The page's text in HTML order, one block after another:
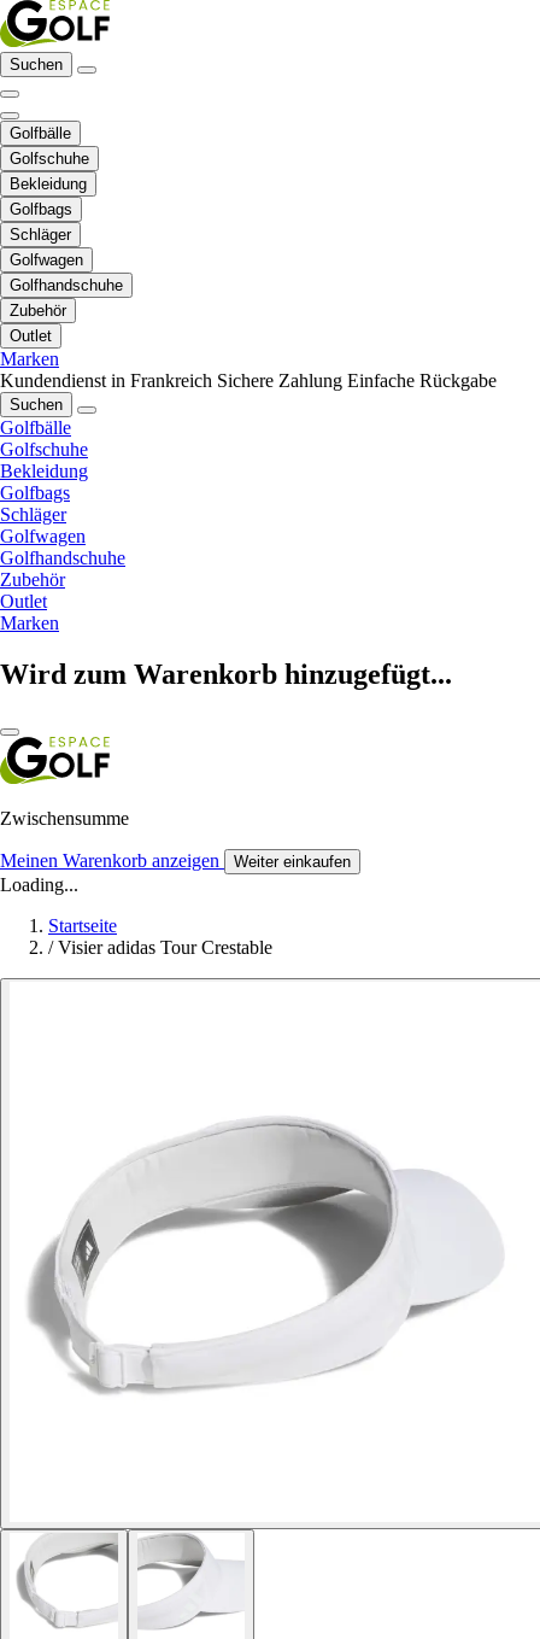
Suchen
Golfbälle
Golfschuhe
Bekleidung
Golfbags
Schläger
Golfwagen
Golfhandschuhe
Zubehör
Outlet
Marken
Kundendienst in Frankreich Sichere Zahlung Einfache Rückgabe
Suchen
Golfbälle
Golfschuhe
Bekleidung
Golfbags
Schläger
Golfwagen
Golfhandschuhe
Zubehör
Outlet
Marken
Wird zum Warenkorb hinzugefügt...
Zwischensumme
Meinen Warenkorb anzeigen Weiter einkaufen
Loading...
Startseite
/ Visier adidas Tour Crestable